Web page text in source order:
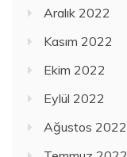
Aralık 2022
Kasım 2022
Ekim 2022
Eylül 2022
Ağustos 2022